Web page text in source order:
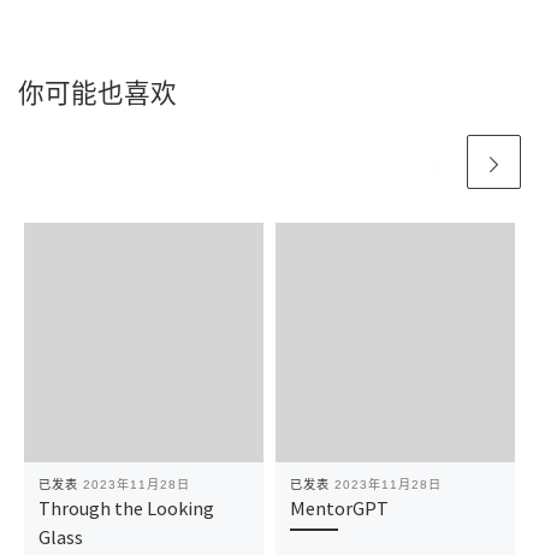
你可能也喜欢
已发表 2023年11月28日
Through the Looking
Glass
已发表 2023年11月28日
MentorGPT